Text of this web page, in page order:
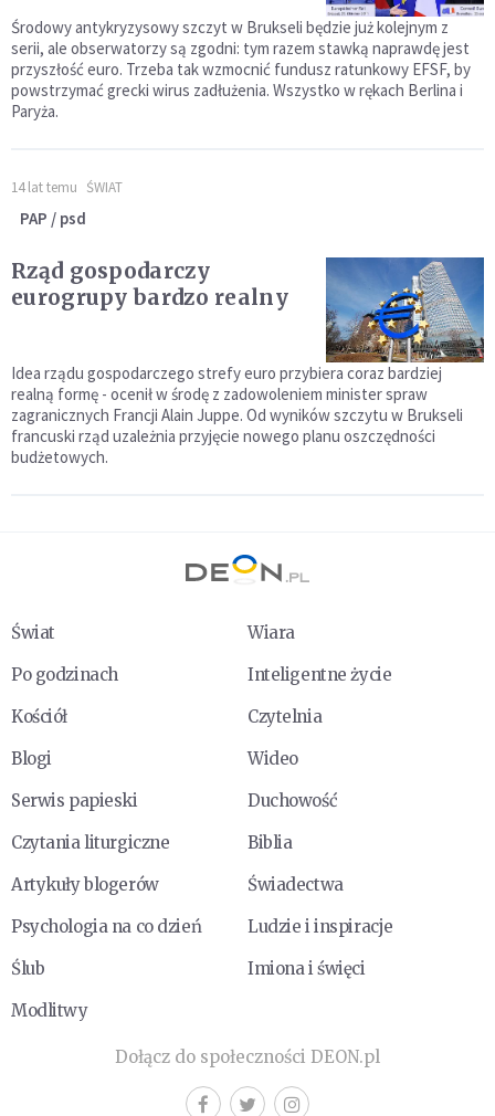
Środowy antykryzysowy szczyt w Brukseli będzie już kolejnym z
serii, ale obserwatorzy są zgodni: tym razem stawką naprawdę jest
przyszłość euro. Trzeba tak wzmocnić fundusz ratunkowy EFSF, by
powstrzymać grecki wirus zadłużenia. Wszystko w rękach Berlina i
Paryża.
14 lat temu ŚWIAT
PAP / psd
Rząd gospodarczy
eurogrupy bardzo realny
Idea rządu gospodarczego strefy euro przybiera coraz bardziej
realną formę - ocenił w środę z zadowoleniem minister spraw
zagranicznych Francji Alain Juppe. Od wyników szczytu w Brukseli
francuski rząd uzależnia przyjęcie nowego planu oszczędności
budżetowych.
Świat
Wiara
Po godzinach
Inteligentne życie
Kościół
Czytelnia
Blogi
Wideo
Serwis papieski
Duchowość
Czytania liturgiczne
Biblia
Artykuły blogerów
Świadectwa
Psychologia na co dzień
Ludzie i inspiracje
Ślub
Imiona i święci
Modlitwy
Dołącz do społeczności DEON.pl